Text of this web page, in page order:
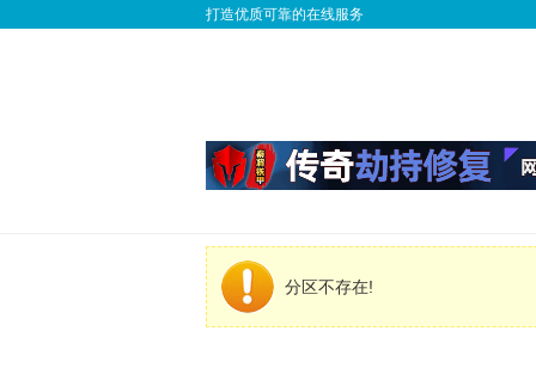
打造优质可靠的在线服务
分区不存在!